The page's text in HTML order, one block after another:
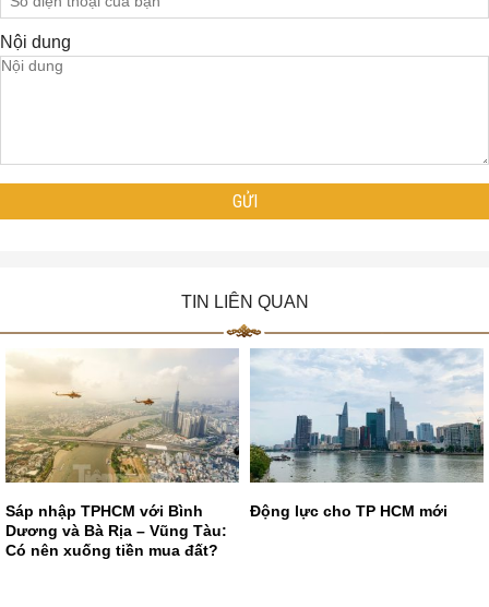
Nội dung
TIN LIÊN QUAN
Sáp nhập TPHCM với Bình
Dương và Bà Rịa – Vũng Tàu:
Có nên xuống tiền mua đất?
Động lực cho TP HCM mới